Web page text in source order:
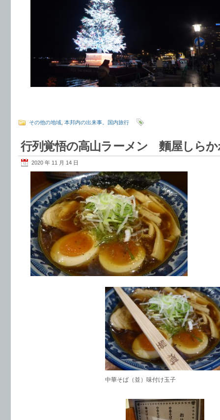
その他の地域 本邦内の出来事。国内旅行
行列覚悟の高山ラーメン 麵屋しらか
2020 年 11 月 14 日
中華そば（並）味付け玉子